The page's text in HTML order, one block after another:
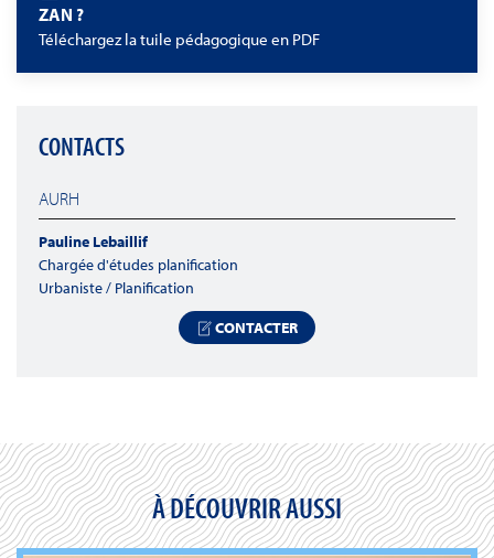
ZAN ?
Téléchargez la tuile pédagogique en PDF
CONTACTS
AURH
Pauline Lebaillif
Chargée d'études planification
Urbaniste / Planification
CONTACTER
À DÉCOUVRIR AUSSI